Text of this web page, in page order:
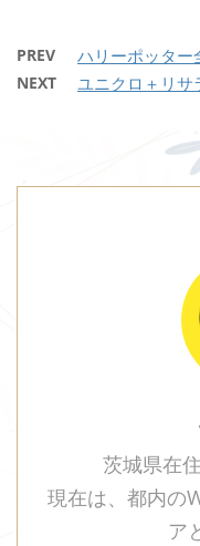
PREV ハリーポッター
NEXT ユニクロ＋リサ
茨城県在
現在は、都内の
ア